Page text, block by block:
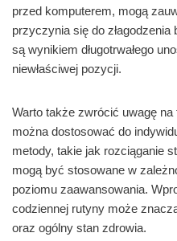
przed komputerem, mogą
przyczynia się do
są wynikiem długotrwałego
niewłaściwej pozycji.
Warto także zwrócić uwagę
można dostosować do
metody, takie jak rozciąganie
mogą być stosowane w
poziomu zaawansowania.
codziennej rutyny może
oraz ogólny stan zdrowia.